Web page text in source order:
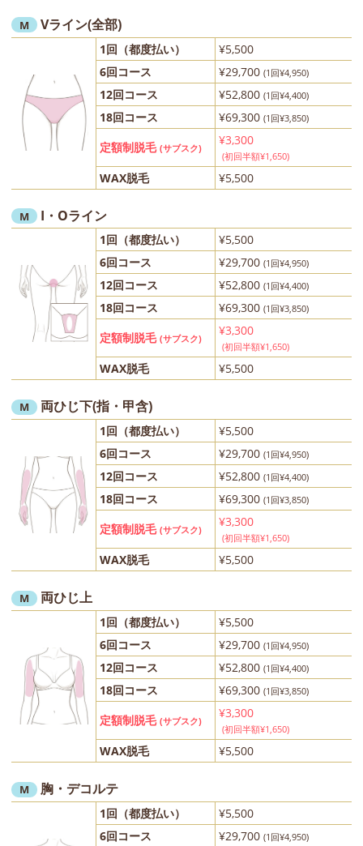
M Vライン(全部)
1回（都度払い）
¥5,500
6回コース
¥29,700 (1回¥4,950)
12回コース ¥52,800 (1回¥4,400)
18回コース ¥69,300 (1回¥3,850)
定額制脱毛 (サブスク)
¥3,300
(初回半額¥1,650)
WAX脱毛 ¥5,500
M I・Oライン
1回（都度払い）
¥5,500
6回コース
¥29,700 (1回¥4,950)
12回コース ¥52,800 (1回¥4,400)
18回コース ¥69,300 (1回¥3,850)
定額制脱毛 (サブスク)
¥3,300
(初回半額¥1,650)
WAX脱毛 ¥5,500
M 両ひじ下(指・甲含)
1回（都度払い）
¥5,500
6回コース
¥29,700 (1回¥4,950)
12回コース ¥52,800 (1回¥4,400)
18回コース ¥69,300 (1回¥3,850)
定額制脱毛 (サブスク)
¥3,300
(初回半額¥1,650)
WAX脱毛 ¥5,500
M 両ひじ上
1回（都度払い）
¥5,500
6回コース
¥29,700 (1回¥4,950)
12回コース ¥52,800 (1回¥4,400)
18回コース ¥69,300 (1回¥3,850)
定額制脱毛 (サブスク)
¥3,300
(初回半額¥1,650)
WAX脱毛 ¥5,500
M 胸・デコルテ
1回（都度払い）
¥5,500
6回コース
¥29,700 (1回¥4,950)